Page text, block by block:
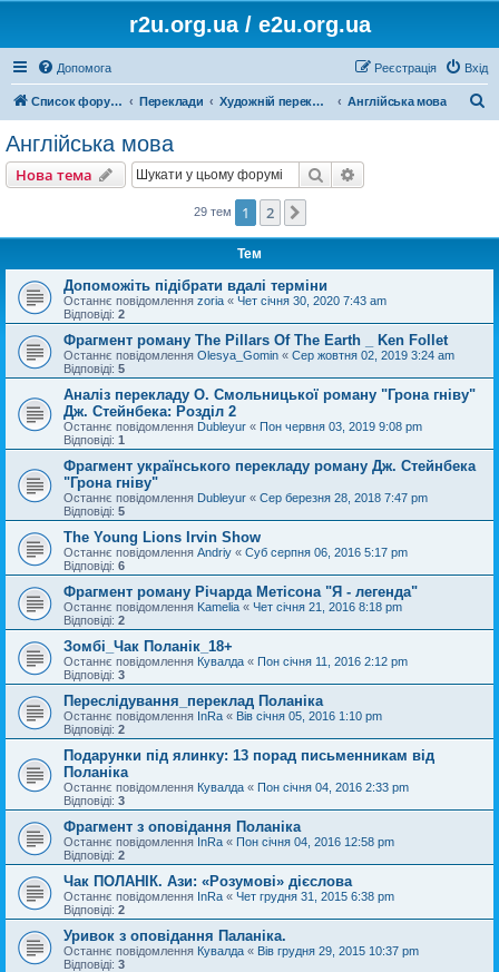
r2u.org.ua / e2u.org.ua
Допомога Вхід
Реєстрація
Список форумів Переклади Художній переклад Англійська мова
Англійська мова
Нова тема Пошук
29 тем 1 2
Тем
Допоможіть підібрати вдалі терміни
Останнє повідомлення zoria « Чет січня 30, 2020 7:43 am
Відповіді: 2
Фрагмент роману The Pillars Of The Earth _ Ken Follet
Останнє повідомлення Olesya_Gomin « Сер жовтня 02, 2019 3:24 am
Відповіді: 5
Аналіз перекладу О. Смольницької роману "Грона гніву"
Дж. Стейнбека: Розділ 2
Останнє повідомлення Dubleyur « Пон червня 03, 2019 9:08 pm
Відповіді: 1
Фрагмент українського перекладу роману Дж. Стейнбека
"Грона гніву"
Останнє повідомлення Dubleyur « Сер березня 28, 2018 7:47 pm
Відповіді: 5
The Young Lions Irvin Show
Останнє повідомлення Andriy « Суб серпня 06, 2016 5:17 pm
Відповіді: 6
Фрагмент роману Річарда Метісона "Я - легенда"
Останнє повідомлення Kamelia « Чет січня 21, 2016 8:18 pm
Відповіді: 2
Зомбі_Чак Поланік_18+
Останнє повідомлення Кувалда « Пон січня 11, 2016 2:12 pm
Відповіді: 3
Переслідування_переклад Поланіка
Останнє повідомлення InRa « Вів січня 05, 2016 1:10 pm
Відповіді: 2
Подарунки під ялинку: 13 порад письменникам від
Поланіка
Останнє повідомлення Кувалда « Пон січня 04, 2016 2:33 pm
Відповіді: 3
Фрагмент з оповідання Поланіка
Останнє повідомлення InRa « Пон січня 04, 2016 12:58 pm
Відповіді: 2
Чак ПОЛАНІК. Ази: «Розумові» дієслова
Останнє повідомлення InRa « Чет грудня 31, 2015 6:38 pm
Відповіді: 2
Уривок з оповідання Паланіка.
Останнє повідомлення Кувалда « Вів грудня 29, 2015 10:37 pm
Відповіді: 3